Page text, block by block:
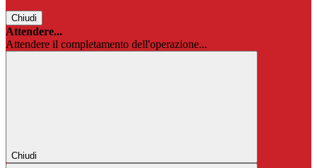
Chiudi
Attendere...
Attendere il completamento dell'operazione...
Chiudi